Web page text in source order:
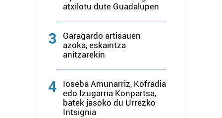
atxilotu dute Guadalupen
3
Garagardo artisauen
azoka, eskaintza
anitzarekin
4
Ioseba Amunarriz, Kofradia
edo Izugarria Konpartsa,
batek jasoko du Urrezko
Intsignia